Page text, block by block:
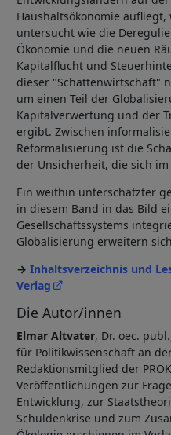
Haushaltsökonomie
untersucht wie die
Ökonomie und die neuen
Kapitalflucht und
dieser "Schattenwirtschaft"
um einen Teil der
Kapitalverwertung und der
ergibt. Zwischen
Reformalisierung ist die
der Unsicherheit, die sich
Ein weithin unterschätzter
in diesem Band in das Bild
Gesellschaftssystems
Globalisierung erweitern
Inhaltsverzeichnis und
Verlag
Die Autor/innen
Elmar Altvater, Dr. oec.
für Politikwissenschaft an
Redaktionsmitglied der
Veröffentlichungen zur
Entwicklung, zur
Schuldenkrise und zum